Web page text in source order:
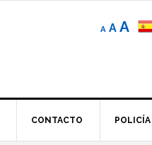
A
Reducir
elA A
de
CONTACTO